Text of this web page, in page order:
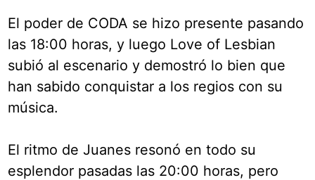
El poder de CODA se hizo presente pasando
las 18:00 horas, y luego Love of Lesbian
subió al escenario y demostró lo bien que
han sabido conquistar a los regios con su
música.
El ritmo de Juanes resonó en todo su
esplendor pasadas las 20:00 horas, pero